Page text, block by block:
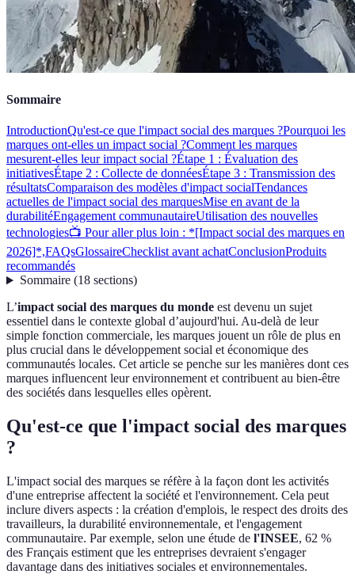
Sommaire
IntroductionQu'est-ce que l'impact social des marques ?Pourquoi les
marques ont-elles un impact social ?Comment les marques
mesurent-elles leur impact social ?Étape 1 : Évaluation des
initiativesÉtape 2 : Collecte de donnéesÉtape 3 : Transmission des
résultatsComparaison des modèles d'impact socialTendances
actuelles de l'impact social des marquesMise en avant de la
durabilitéEngagement communautaireUtilisation des nouvelles
technologies📺 Pour aller plus loin : *[Impact social des marques en
2026]*,FAQsGlossaireChecklist avant achatConclusionProduits
recommandés
Sommaire(18 sections)
L’impact social des marques du monde est devenu un sujet
essentiel dans le contexte global d’aujourd'hui. Au-delà de leur
simple fonction commerciale, les marques jouent un rôle de plus en
plus crucial dans le développement social et économique des
communautés locales. Cet article se penche sur les manières dont ces
marques influencent leur environnement et contribuent au bien-être
des sociétés dans lesquelles elles opèrent.
Qu'est-ce que l'impact social des marques
?
L'impact social des marques se réfère à la façon dont les activités
d'une entreprise affectent la société et l'environnement. Cela peut
inclure divers aspects : la création d'emplois, le respect des droits des
travailleurs, la durabilité environnementale, et l'engagement
communautaire. Par exemple, selon une étude de l'INSEE, 62 %
des Français estiment que les entreprises devraient s'engager
davantage dans des initiatives sociales et environnementales.